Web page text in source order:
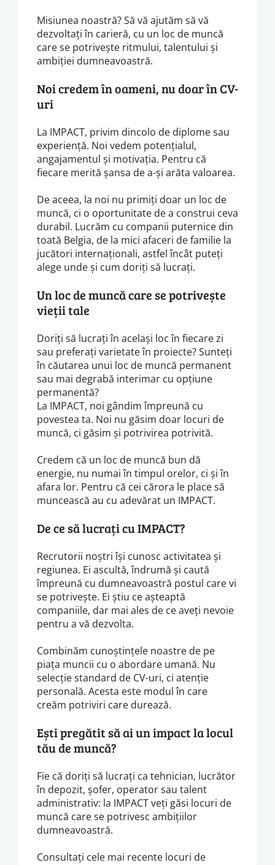
Misiunea noastră? Să vă ajutăm să vă
dezvoltați în carieră, cu un loc de muncă
care se potrivește ritmului, talentului și
ambiției dumneavoastră.
Noi credem în oameni, nu doar în CV-
uri
La IMPACT, privim dincolo de diplome sau
experiență. Noi vedem potențialul,
angajamentul și motivația. Pentru că
fiecare merită șansa de a-și arăta valoarea.
De aceea, la noi nu primiți doar un loc de
muncă, ci o oportunitate de a construi ceva
durabil. Lucrăm cu companii puternice din
toată Belgia, de la mici afaceri de familie la
jucători internaționali, astfel încât puteți
alege unde și cum doriți să lucrați.
Un loc de muncă care se potrivește
vieții tale
Doriți să lucrați în același loc în fiecare zi
sau preferați varietate în proiecte? Sunteți
în căutarea unui loc de muncă permanent
sau mai degrabă interimar cu opțiune
permanentă?
La IMPACT, noi gândim împreună cu
povestea ta. Noi nu găsim doar locuri de
muncă, ci găsim și potrivirea potrivită.
Credem că un loc de muncă bun dă
energie, nu numai în timpul orelor, ci și în
afara lor. Pentru că cei cărora le place să
muncească au cu adevărat un IMPACT.
De ce să lucrați cu IMPACT?
Recrutorii noștri își cunosc activitatea și
regiunea. Ei ascultă, îndrumă și caută
împreună cu dumneavoastră postul care vi
se potrivește. Ei știu ce așteaptă
companiile, dar mai ales de ce aveți nevoie
pentru a vă dezvolta.
Combinăm cunoștințele noastre de pe
piața muncii cu o abordare umană. Nu
selecție standard de CV-uri, ci atenție
personală. Acesta este modul în care
creăm potriviri care durează.
Ești pregătit să ai un impact la locul
tău de muncă?
Fie că doriți să lucrați ca tehnician, lucrător
în depozit, șofer, operator sau talent
administrativ: la IMPACT veți găsi locuri de
muncă care se potrivesc ambițiilor
dumneavoastră.
Consultați cele mai recente locuri de